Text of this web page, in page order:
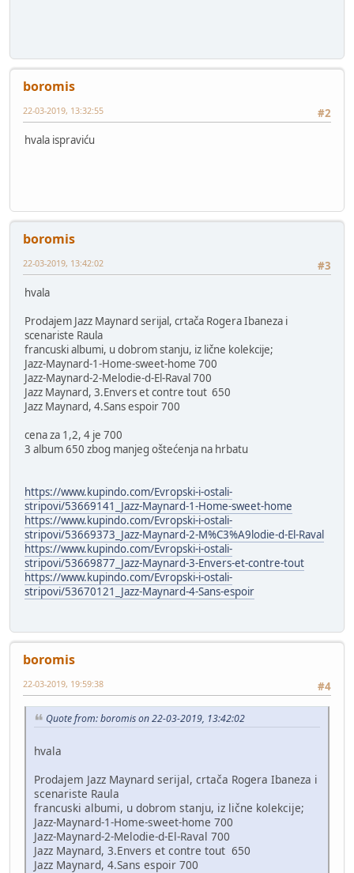
boromis
#2
22-03-2019, 13:32:55
hvala ispraviću
boromis
#3
22-03-2019, 13:42:02
hvala
Prodajem Jazz Maynard serijal, crtača Rogera Ibaneza i
scenariste Raula
francuski albumi, u dobrom stanju, iz lične kolekcije;
Jazz-Maynard-1-Home-sweet-home 700
Jazz-Maynard-2-Melodie-d-El-Raval 700
Jazz Maynard, 3.Envers et contre tout 650
Jazz Maynard, 4.Sans espoir 700
cena za 1,2, 4 je 700
3 album 650 zbog manjeg oštećenja na hrbatu
https://www.kupindo.com/Evropski-i-ostali-
stripovi/53669141_Jazz-Maynard-1-Home-sweet-home
https://www.kupindo.com/Evropski-i-ostali-
stripovi/53669373_Jazz-Maynard-2-M%C3%A9lodie-d-El-Raval
https://www.kupindo.com/Evropski-i-ostali-
stripovi/53669877_Jazz-Maynard-3-Envers-et-contre-tout
https://www.kupindo.com/Evropski-i-ostali-
stripovi/53670121_Jazz-Maynard-4-Sans-espoir
boromis
#4
22-03-2019, 19:59:38
Quote from: boromis on 22-03-2019, 13:42:02
hvala
Prodajem Jazz Maynard serijal, crtača Rogera Ibaneza i
scenariste Raula
francuski albumi, u dobrom stanju, iz lične kolekcije;
Jazz-Maynard-1-Home-sweet-home 700
Jazz-Maynard-2-Melodie-d-El-Raval 700
Jazz Maynard, 3.Envers et contre tout 650
Jazz Maynard, 4.Sans espoir 700